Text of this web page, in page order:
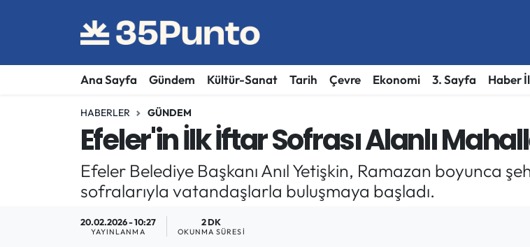
Ana Sayfa Gündem Kültür-Sanat Tarih Çevre Ekonomi 3. Sayfa Haber
HABERLER GÜNDEM
Efeler'in İlk İftar Sofrası Alanlı
Efeler Belediye Başkanı Anıl Yetişkin, Ramazan boyunca
sofralarıyla vatandaşlarla buluşmaya başladı.
20.02.2026 - 10:27
YAYINLANMA
2 DK
OKUNMA SÜRESI